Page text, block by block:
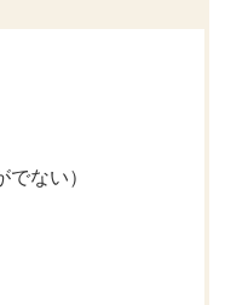
ない）